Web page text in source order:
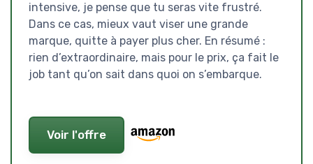
intensive, je pense que tu seras vite frustré.
Dans ce cas, mieux vaut viser une grande
marque, quitte à payer plus cher. En résumé :
rien d’extraordinaire, mais pour le prix, ça fait le
job tant qu’on sait dans quoi on s’embarque.
Voir l'offre